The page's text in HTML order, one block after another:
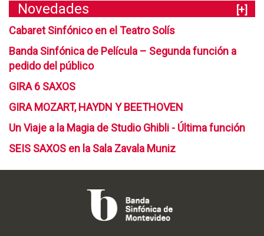
Novedades
[+]
Cabaret Sinfónico en el Teatro Solís
Banda Sinfónica de Película – Segunda función a
pedido del público
GIRA 6 SAXOS
GIRA MOZART, HAYDN Y BEETHOVEN
Un Viaje a la Magia de Studio Ghibli - Última función
SEIS SAXOS en la Sala Zavala Muniz